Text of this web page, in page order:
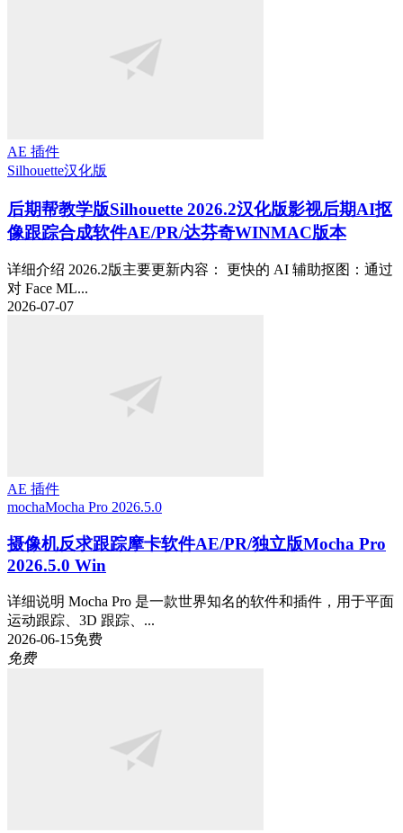
AE 插件
Silhouette汉化版
后期帮教学版Silhouette 2026.2汉化版影视后期AI抠
像跟踪合成软件AE/PR/达芬奇WINMAC版本
详细介绍 2026.2版主要更新内容： 更快的 AI 辅助抠图：通过
对 Face ML...
2026-07-07
AE 插件
mochaMocha Pro 2026.5.0
摄像机反求跟踪摩卡软件AE/PR/独立版Mocha Pro
2026.5.0 Win
详细说明 Mocha Pro 是一款世界知名的软件和插件，用于平面
运动跟踪、3D 跟踪、...
2026-06-15免费
免费